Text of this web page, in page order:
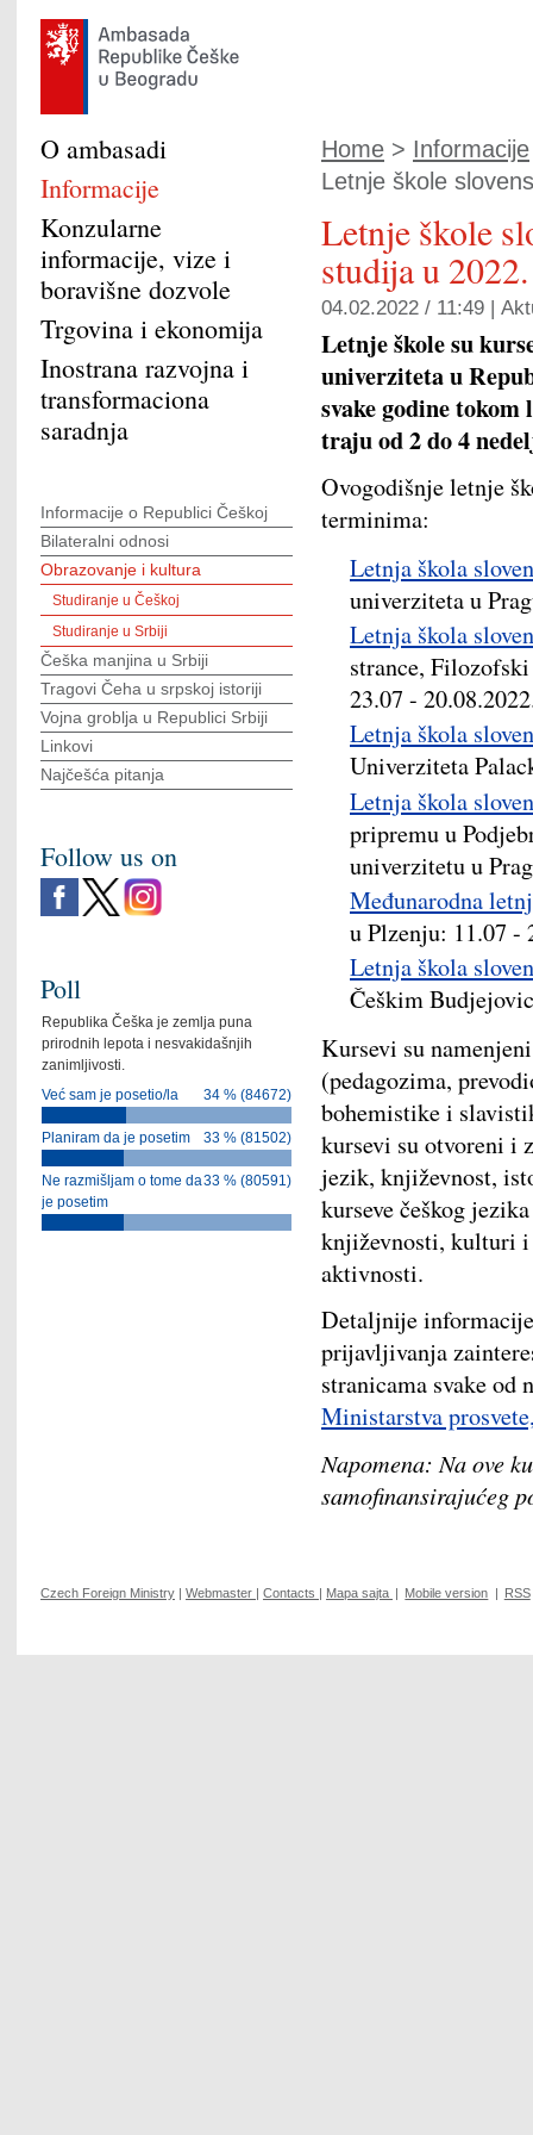
Home > Informacije
Letnje škole
Letnje škole
studija u
04.02.2022 / 11:49 |
Letnje škole su
univerziteta u
svake godine
traju od 2 do 4
Ovogodišnje letnje
terminima:
Letnja škola
univerziteta u
Letnja škola
strance,
23.07 -
Letnja škola
Univerziteta
Letnja škola
pripremu u
univerzitetu u
Međunarodna
u Plzenju: 11.07 -
Letnja škola
Češkim
Kursevi su
(pedagozima,
bohemistike i
kursevi su otvoreni i
jezik, književnost,
kurseve češkog
književnosti, kulturi i
aktivnosti.
Detaljnije
prijavljivanja
stranicama svake od
Ministarstva
Napomena: Na ove
samofinansirajućeg
O ambasadi
Informacije
Konzularne
informacije, vize i
boravišne dozvole
Trgovina i ekonomija
Inostrana razvojna i
transformaciona
saradnja
Informacije o Republici Češkoj
Bilateralni odnosi
Obrazovanje i kultura
Studiranje u Češkoj
Studiranje u Srbiji
Češka manjina u Srbiji
Tragovi Čeha u srpskoj istoriji
Vojna groblja u Republici Srbiji
Linkovi
Najčešća pitanja
Follow us on
Poll
Republika Češka je zemlja puna
prirodnih lepota i nesvakidašnjih
zanimljivosti.
34 % (84672)
Već sam je posetio/la
33 % (81502)
Planiram da je posetim
33 % (80591)
Ne razmišljam o tome da
je posetim
Czech Foreign Ministry | Webmaster | Contacts | Mapa sajta | Mobile version | RSS